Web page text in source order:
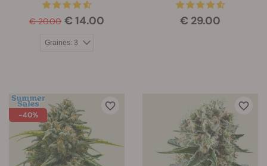
€ 20.00 € 14.00 € 29.00
-40%